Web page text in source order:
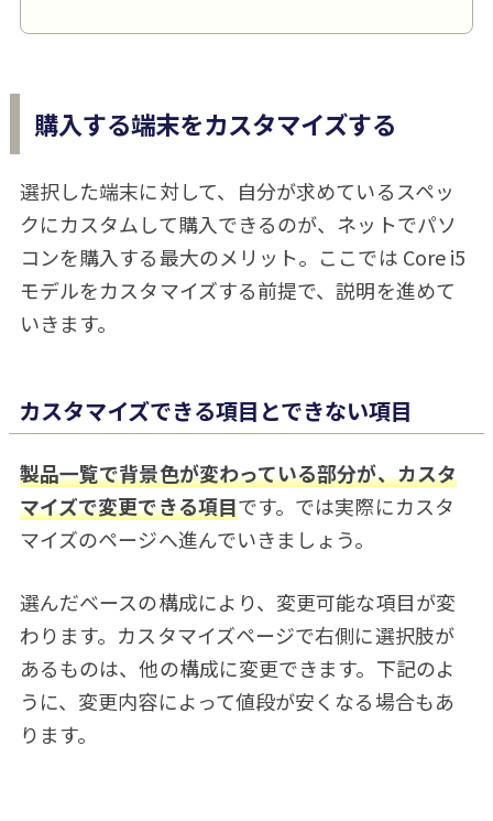
購入する端末をカスタマイズする
選択した端末に対して、自分が求めているスペッ
クにカスタムして購入できるのが、ネットでパソ
コンを購入する最大のメリット。ここでは Core i5
モデルをカスタマイズする前提で、説明を進めて
いきます。
カスタマイズできる項目とできない項目
製品一覧で背景色が変わっている部分が、カスタ
マイズで変更できる項目です。では実際にカスタ
マイズのページへ進んでいきましょう。
選んだベースの構成により、変更可能な項目が変
わります。カスタマイズページで右側に選択肢が
あるものは、他の構成に変更できます。下記のよ
うに、変更内容によって値段が安くなる場合もあ
ります。